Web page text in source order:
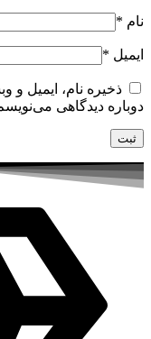
نام *
ایمیل *
ذخیره نام، ایمیل و
دوباره دیدگاهی